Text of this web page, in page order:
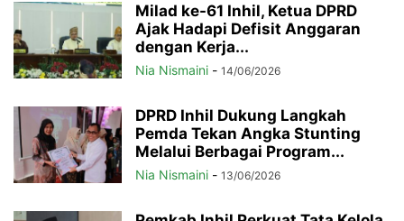
Milad ke-61 Inhil, Ketua DPRD
Ajak Hadapi Defisit Anggaran
dengan Kerja...
Nia Nismaini - 14/06/2026
DPRD Inhil Dukung Langkah
Pemda Tekan Angka Stunting
Melalui Berbagai Program...
Nia Nismaini - 13/06/2026